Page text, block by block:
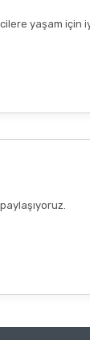
yaşam için